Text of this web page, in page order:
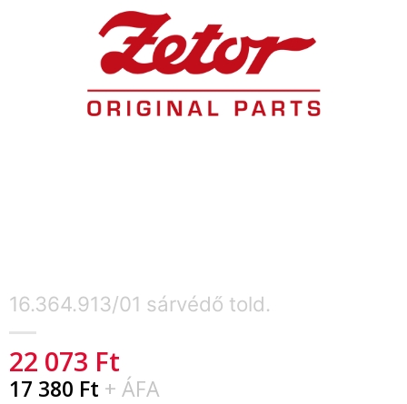
16.364.913/01 sárvédő told.
22 073 Ft
17 380 Ft + ÁFA